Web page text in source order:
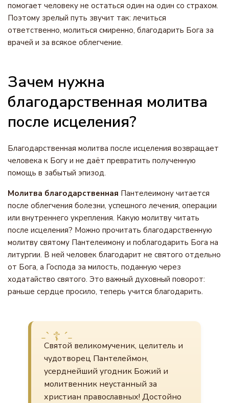
помогает человеку не остаться один на один со страхом.
Поэтому зрелый путь звучит так: лечиться
ответственно, молиться смиренно, благодарить Бога за
врачей и за всякое облегчение.
Зачем нужна
благодарственная молитва
после исцеления?
Благодарственная молитва после исцеления возвращает
человека к Богу и не даёт превратить полученную
помощь в забытый эпизод.
Молитва благодарственная Пантелеимону читается
после облегчения болезни, успешного лечения, операции
или внутреннего укрепления. Какую молитву читать
после исцеления? Можно прочитать благодарственную
молитву святому Пантелеимону и поблагодарить Бога на
литургии. В ней человек благодарит не святого отдельно
от Бога, а Господа за милость, поданную через
ходатайство святого. Это важный духовный поворот:
раньше сердце просило, теперь учится благодарить.
Святой великомученик, целитель и
чудотворец Пантелеймон,
усерднейший угодник Божий и
молитвенник неустанный за
христиан православных! Достойно